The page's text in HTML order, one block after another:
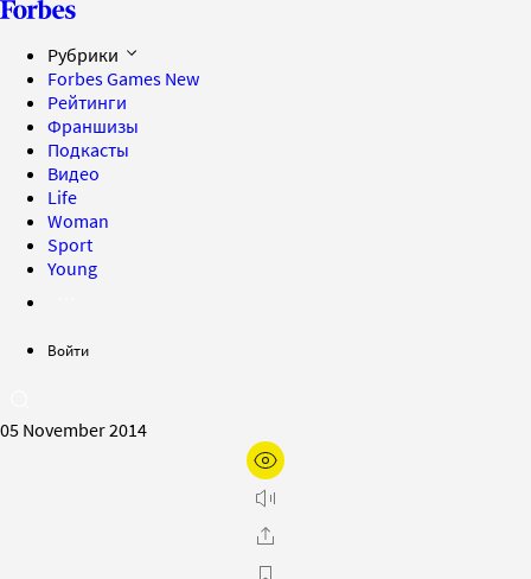
Рубрики
Forbes Games New
Рейтинги
Франшизы
Подкасты
Видео
Life
Woman
Sport
Young
Войти
05 November 2014